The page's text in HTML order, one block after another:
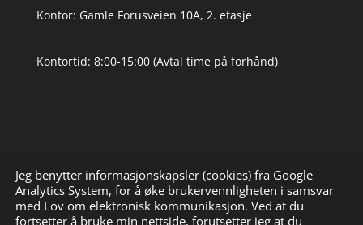
Kontor: Gamle Forusveien 10A, 2. etasje
Kontortid: 8:00-15:00 (Avtal time på forhånd)
Jeg benytter informasjonskapsler (cookies) fra Google
Analytics System, for å øke brukervennligheten i samsvar
med Lov om elektronisk kommunikasjon. Ved at du
fortsetter å bruke min nettside, forutsetter jeg at du